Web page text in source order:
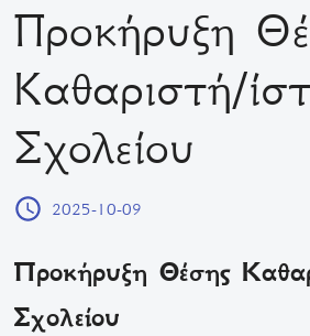
Προκήρυξη
Καθαριστή/
Σχολείου
2025-10-09
Προκήρυξη Θέσης
Σχολείου